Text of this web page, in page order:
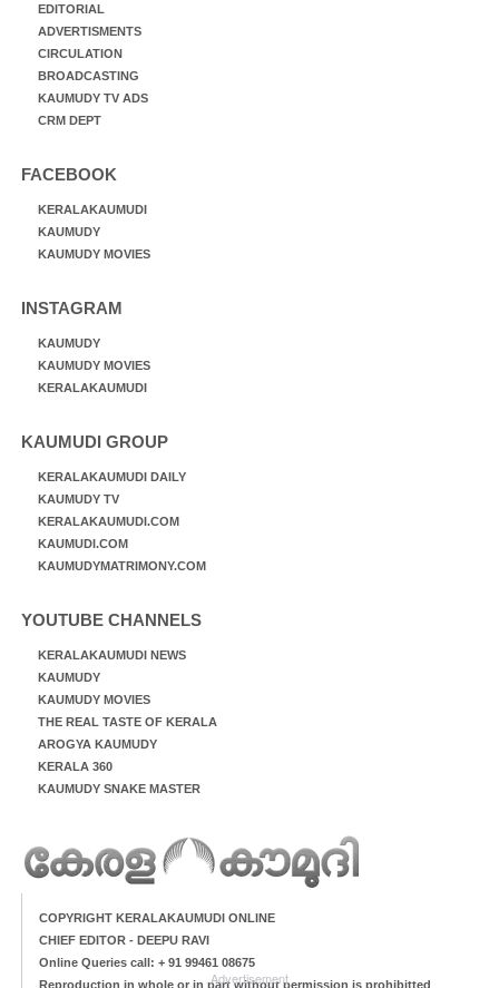
EDITORIAL
ADVERTISMENTS
CIRCULATION
BROADCASTING
KAUMUDY TV ADS
CRM DEPT
FACEBOOK
KERALAKAUMUDI
KAUMUDY
KAUMUDY MOVIES
INSTAGRAM
KAUMUDY
KAUMUDY MOVIES
KERALAKAUMUDI
KAUMUDI GROUP
KERALAKAUMUDI DAILY
KAUMUDY TV
KERALAKAUMUDI.COM
KAUMUDI.COM
KAUMUDYMATRIMONY.COM
YOUTUBE CHANNELS
KERALAKAUMUDI NEWS
KAUMUDY
KAUMUDY MOVIES
THE REAL TASTE OF KERALA
AROGYA KAUMUDY
KERALA 360
KAUMUDY SNAKE MASTER
COPYRIGHT KERALAKAUMUDI ONLINE
CHIEF EDITOR - DEEPU RAVI
Online Queries call: + 91 99461 08675
Reproduction in whole or in part without permission is prohibitted
Advertisement